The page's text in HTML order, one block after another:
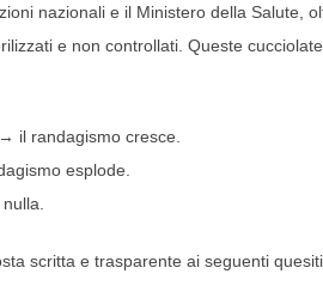
nazionali e il Ministero della Salute,
e non controllati. Queste
il randagismo cresce.
esplode.
scritta e trasparente ai seguenti